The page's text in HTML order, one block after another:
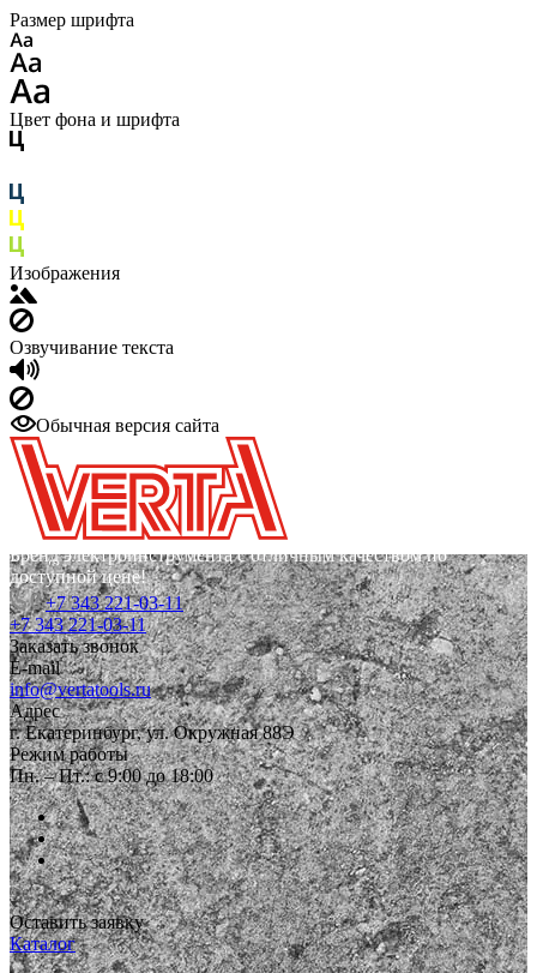
Размер шрифта
Цвет фона и шрифта
Изображения
Озвучивание текста
Обычная версия сайта
Бренд электроинструмента с отличным качеством по
доступной цене!
+7 343 221-03-11
+7 343 221-03-11
Заказать звонок
E-mail
info@vertatools.ru
Адрес
г. Екатеринбург, ул. Окружная 88Э
Режим работы
Пн. – Пт.: с 9:00 до 18:00
Оставить заявку
Каталог